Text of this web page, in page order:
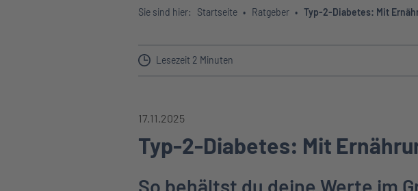
Sie sind hier: Startseite Ratgeber Typ-2-Diabetes: Mit
Lesezeit 2 Minuten
17.11.2025
Typ-2-Diabetes: Mit
So behältst du deine Werte im